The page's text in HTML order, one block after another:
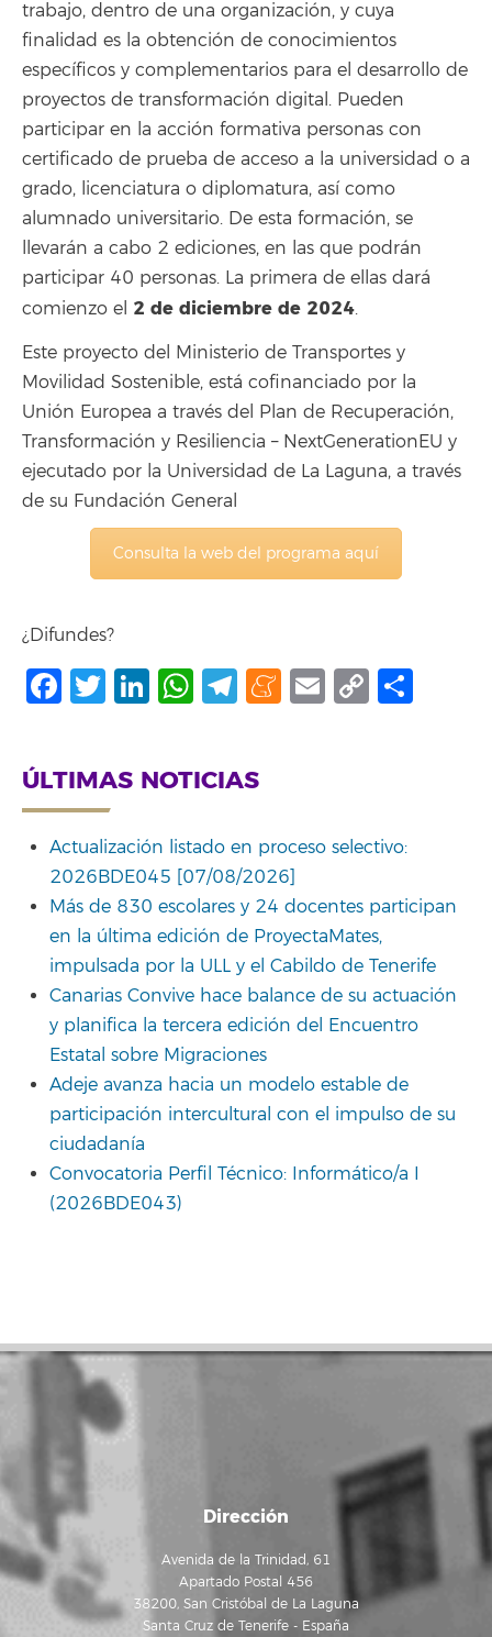
trabajo, dentro de una organización, y cuya
finalidad es la obtención de conocimientos
específicos y complementarios para el desarrollo de
proyectos de transformación digital. Pueden
participar en la acción formativa personas con
certificado de prueba de acceso a la universidad o a
grado, licenciatura o diplomatura, así como
alumnado universitario. De esta formación, se
llevarán a cabo 2 ediciones, en las que podrán
participar 40 personas. La primera de ellas dará
comienzo el 2 de diciembre de 2024.
Este proyecto del Ministerio de Transportes y
Movilidad Sostenible, está cofinanciado por la
Unión Europea a través del Plan de Recuperación,
Transformación y Resiliencia – NextGenerationEU y
ejecutado por la Universidad de La Laguna, a través
de su Fundación General
Consulta la web del programa aquí
¿Difundes?
Facebook
Twitter
LinkedIn
WhatsApp
Telegram
Meneame
Email
Copy
ÚLTIMAS NOTICIAS
Actualización listado en proceso selectivo:
2026BDE045 [07/08/2026]
Más de 830 escolares y 24 docentes participan
en la última edición de ProyectaMates,
impulsada por la ULL y el Cabildo de Tenerife
Canarias Convive hace balance de su actuación
y planifica la tercera edición del Encuentro
Estatal sobre Migraciones
Adeje avanza hacia un modelo estable de
participación intercultural con el impulso de su
ciudadanía
Convocatoria Perfil Técnico: Informático/a I
(2026BDE043)
Dirección
Avenida de la Trinidad, 61
Apartado Postal 456
38200, San Cristóbal de La Laguna
Santa Cruz de Tenerife - España